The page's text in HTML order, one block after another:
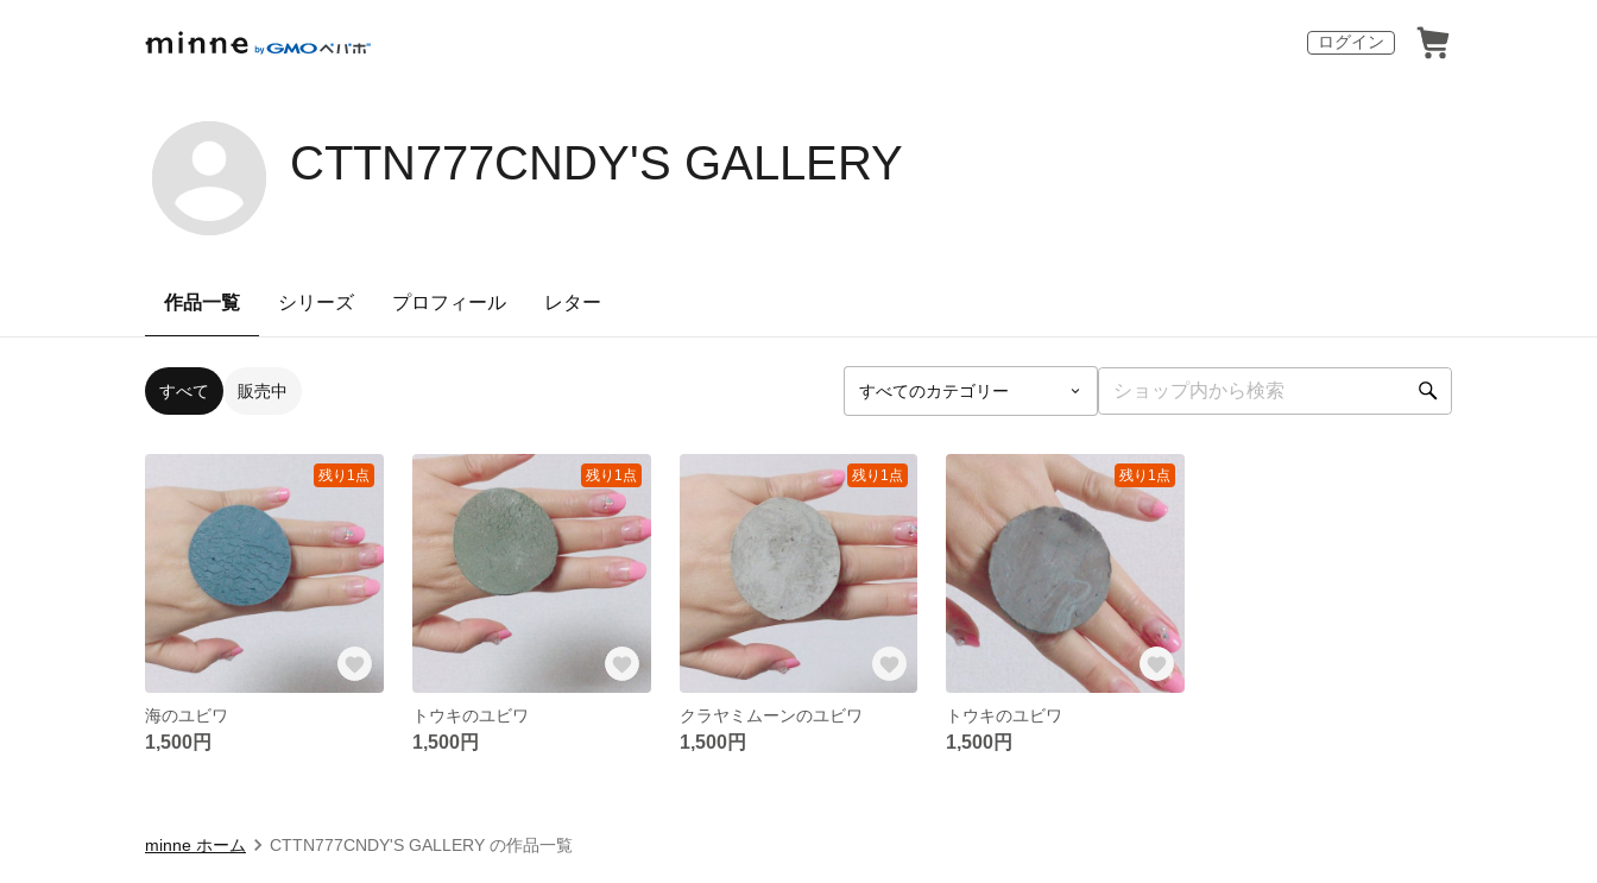
ログイン
CTTN777CNDY'S GALLERY
作品一覧 シリーズ プロフィール レター
すべて 販売中
残り1点
海のユビワ
1,500円
残り1点
トウキのユビワ
1,500円
残り1点
クラヤミムーンのユビワ
1,500円
残り1点
トウキのユビワ
1,500円
minne ホーム CTTN777CNDY'S GALLERY の作品一覧